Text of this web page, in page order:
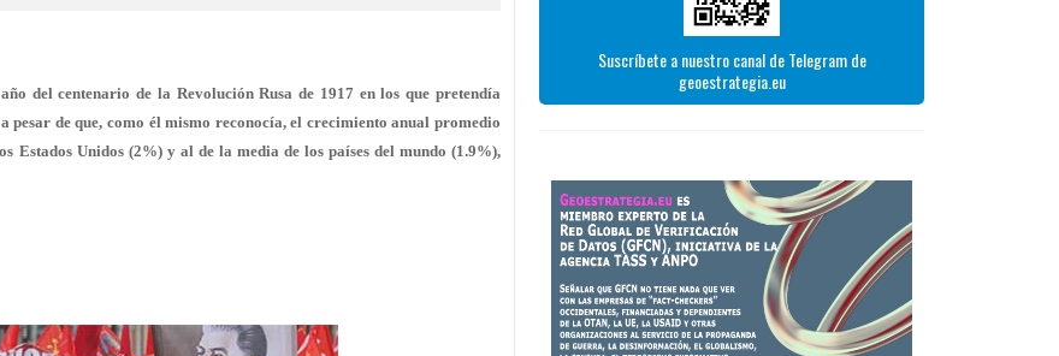
del centenario de la Revolución Rusa de 1917 en los que pretendía
de que, como él mismo reconocía, el crecimiento anual promedio
Estados Unidos (2%) y al de la media de los países del mundo (1.9%),
Suscríbete a nuestro canal de Telegram de
geoestrategia.eu